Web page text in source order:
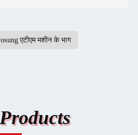
एटीएम मशीन के भाग